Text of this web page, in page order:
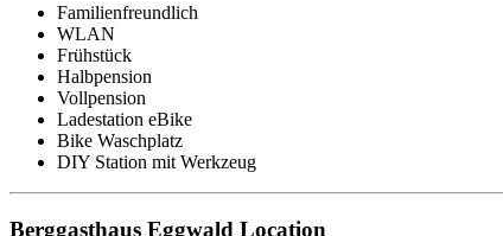
Familienfreundlich
WLAN
Frühstück
Halbpension
Vollpension
Ladestation eBike
Bike Waschplatz
DIY Station mit Werkzeug
Berggasthaus Eggwald Location